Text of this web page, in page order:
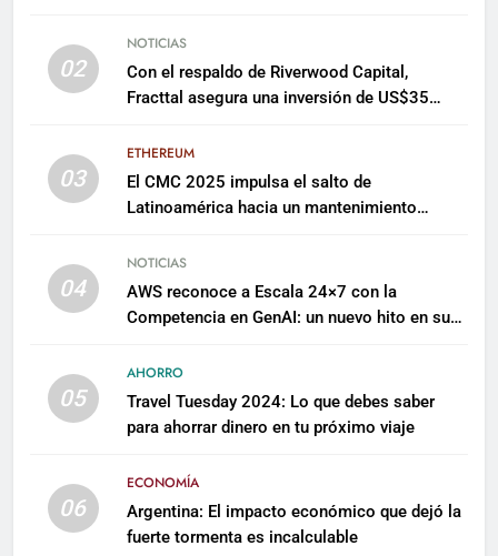
02
NOTICIAS
Con el respaldo de Riverwood Capital,
Fracttal asegura una inversión de US$35
03
ETHEREUM
El CMC 2025 impulsa el salto de
Latinoamérica hacia un mantenimiento
04
NOTICIAS
AWS reconoce a Escala 24×7 con la
Competencia en GenAI: un nuevo hito en su
05
AHORRO
Travel Tuesday 2024: Lo que debes saber
para ahorrar dinero en tu próximo viaje
06
ECONOMÍA
Argentina: El impacto económico que dejó la
fuerte tormenta es incalculable